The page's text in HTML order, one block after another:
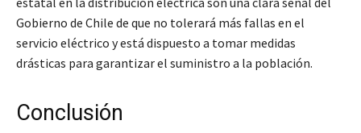
Gobierno de Chile de que no tolerará más fallas en el
servicio eléctrico y está dispuesto a tomar medidas
drásticas para garantizar el suministro a la población.
Conclusión